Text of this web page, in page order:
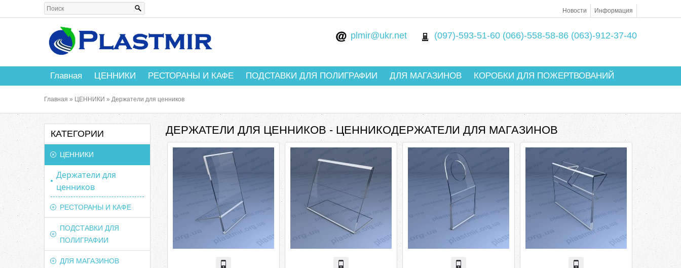
Информация
Новости
plmir@ukr.net (097)-593-51-60 (066)-558-58-86 (063)-912-37-40
Главная ЦЕННИКИ РЕСТОРАНЫ И КАФЕ ПОДСТАВКИ ДЛЯ ПОЛИГРАФИИ ДЛЯ МАГАЗИНОВ КОРОБКИ ДЛЯ ПОЖЕРТВОВАНИЙ
Главная » ЦЕННИКИ » Держатели для ценников
КАТЕГОРИИ
ЦЕННИКИ
Держатели для
ценников
РЕСТОРАНЫ И КАФЕ
ПОДСТАВКИ ДЛЯ
ПОЛИГРАФИИ
ДЛЯ МАГАЗИНОВ
ДЕРЖАТЕЛИ ДЛЯ ЦЕННИКОВ - ЦЕННИКОДЕРЖАТЕЛИ ДЛЯ МАГАЗИНОВ